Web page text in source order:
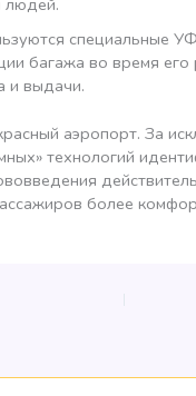
людей.
специальные
багажа во время его
и выдачи.
аэропорт. За
технологий
более